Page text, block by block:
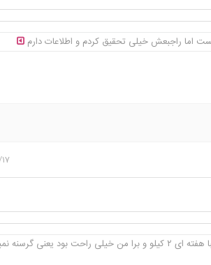
اما راجبعش خیلی تحقیق کردم و اطلاعات دارم
نمیشدم ز ...